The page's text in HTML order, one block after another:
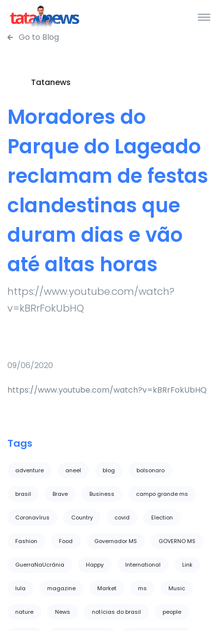
Go to Blog
Tatanews
Moradores do
Parque do Lageado
reclamam de festas
clandestinas que
duram dias e vão
até altas horas
https://www.youtube.com/watch?
v=kBRrFokUbHQ
09/06/2020
https://www.youtube.com/watch?v=kBRrFokUbHQ
Tags
adventure aneel blog bolsonaro
brasil Brave Business campo grande ms
Coronavírus Country covid Election
Fashion Food Governador MS GOVERNO MS
GuerraNaUcrânia Happy International Link
lula magazine Market ms Music
nature News notícias do brasil people